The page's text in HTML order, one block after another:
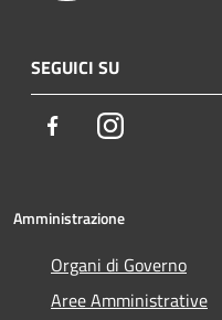
SEGUICI SU
FacebookInstagram
Amministrazione
Organi di Governo
Aree Amministrative